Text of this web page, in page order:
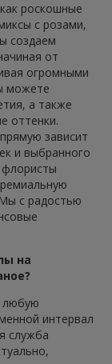
роскошные
с розами,
создаем
от
огромными
можете
а также
оттенки.
зависит
и выбранного
с радостью
на
любую
интервал
служба